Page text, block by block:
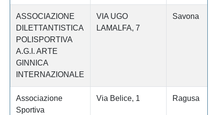
ASSOCIAZIONE
DILETTANTISTICA
POLISPORTIVA
A.G.I. ARTE
GINNICA
INTERNAZIONALE
VIA UGO
LAMALFA, 7
Savona
Associazione
Sportiva
Via Belice, 1 Ragusa